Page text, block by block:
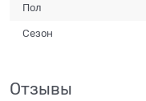
Пол
Сезон
Отзывы